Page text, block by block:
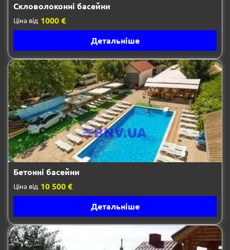
Скловолоконні басейни
Ціна від 1000 €
Детальніше
Бетонні басейни
Ціна від 10 500 €
Детальніше